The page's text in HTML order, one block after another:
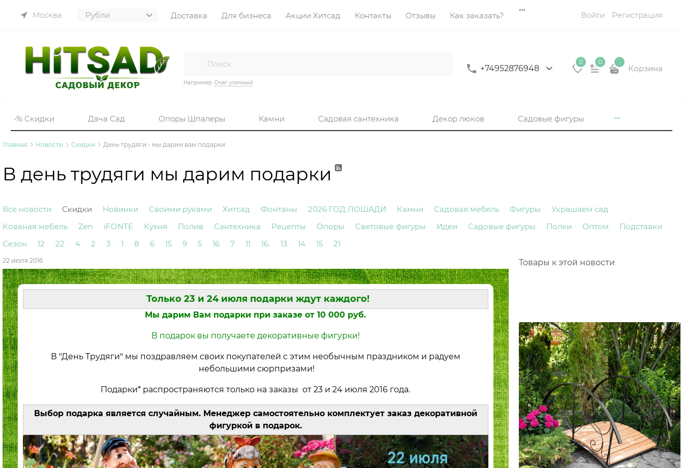
Москва Доставка Для бизнеса Акции Хитсад Контакты Отзывы Как заказать? Войти Регистрация
Например: Очаг уличный
+74952876948
0 0
Корзина
-% Скидки Дача Сад Опоры Шпалеры Камни Садовая сантехника Декор люков Садовые фигуры
Главная Новости Скидки День трудяги - мы дарим вам подарки
В день трудяги мы дарим подарки
Все новости Скидки Новинки Своими руками Хитсад Фонтаны 2026 ГОД ЛОШАДИ Камни Садовая мебель Фигуры
Украшаем сад
Кованая мебель
Zen iFONTE Кухня Полив Сантехника Рецепты Опоры Световые фигуры Идеи Садовые фигуры Полки Оптом
Подставки
Сезон
12 22 4 2 3 1 8 6 15 9 5 16 7 11 16. 13 14 15 21
22 июля 2016
Только 23 и 24 июля подарки ждут каждого!
Мы дарим Вам подарки при заказе от 10 000 руб.
В подарок вы получаете декоративные фигурки!
В "День Трудяги" мы поздравляем своих покупателей с этим необычным праздником и радуем
небольшими сюрпризами!
Подарки* распространяются только на заказы от 23 и 24 июля 2016 года.
Выбор подарка является случайным. Менеджер самостоятельно комплектует заказ декоративной
фигуркой в подарок.
Товары к этой новости